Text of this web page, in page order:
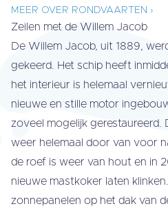
MEER OVER RONDVAARTEN ›
Zeilen met de Willem Jacob
De Willem Jacob, uit 1889,
gekeerd. Het schip heeft
het interieur is helemaal
nieuwe en stille motor
zoveel mogelijk gerestaureerd.
weer helemaal door van voor
de roef is weer van hout en in
nieuwe mastkoker laten
zonnepanelen op het dak van